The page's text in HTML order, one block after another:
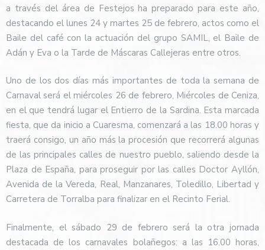
a través del área de Festejos ha preparado para este año,
destacando el lunes 24 y martes 25 de febrero, actos como el
Baile del café con la actuación del grupo SAMIL, el Baile de
Adán y Eva o la Tarde de Máscaras Callejeras entre otros.
Uno de los dos días más importantes de toda la semana de
Carnaval será el miércoles 26 de febrero, Miércoles de Ceniza,
en el que tendrá lugar el Entierro de la Sardina. Esta marcada
fiesta, que da inicio a Cuaresma, comenzará a las 18.00 horas y
traerá consigo, un año más la procesión que recorrerá algunas
de las principales calles de nuestro pueblo, saliendo desde la
Plaza de España, para proseguir por las calles Doctor Ayllón,
Avenida de la Vereda, Real, Manzanares, Toledillo, Libertad y
Carretera de Torralba para finalizar en el Recinto Ferial.
Finalmente, el sábado 29 de febrero será la otra jornada
destacada de los carnavales bolañegos: a las 16.00 horas,